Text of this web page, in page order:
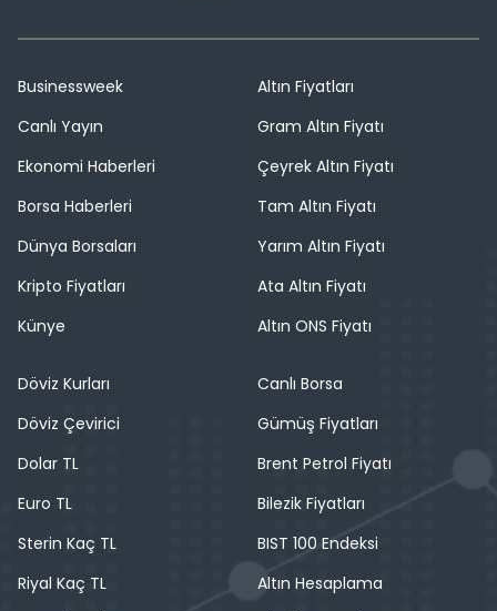
Businessweek
Canlı Yayın
Ekonomi Haberleri
Borsa Haberleri
Dünya Borsaları
Kripto Fiyatları
Künye
Altın Fiyatları
Gram Altın Fiyatı
Çeyrek Altın Fiyatı
Tam Altın Fiyatı
Yarım Altın Fiyatı
Ata Altın Fiyatı
Altın ONS Fiyatı
Döviz Kurları
Döviz Çevirici
Dolar TL
Euro TL
Sterin Kaç TL
Riyal Kaç TL
Canlı Borsa
Gümüş Fiyatları
Brent Petrol Fiyatı
Bilezik Fiyatları
BIST 100 Endeksi
Altın Hesaplama